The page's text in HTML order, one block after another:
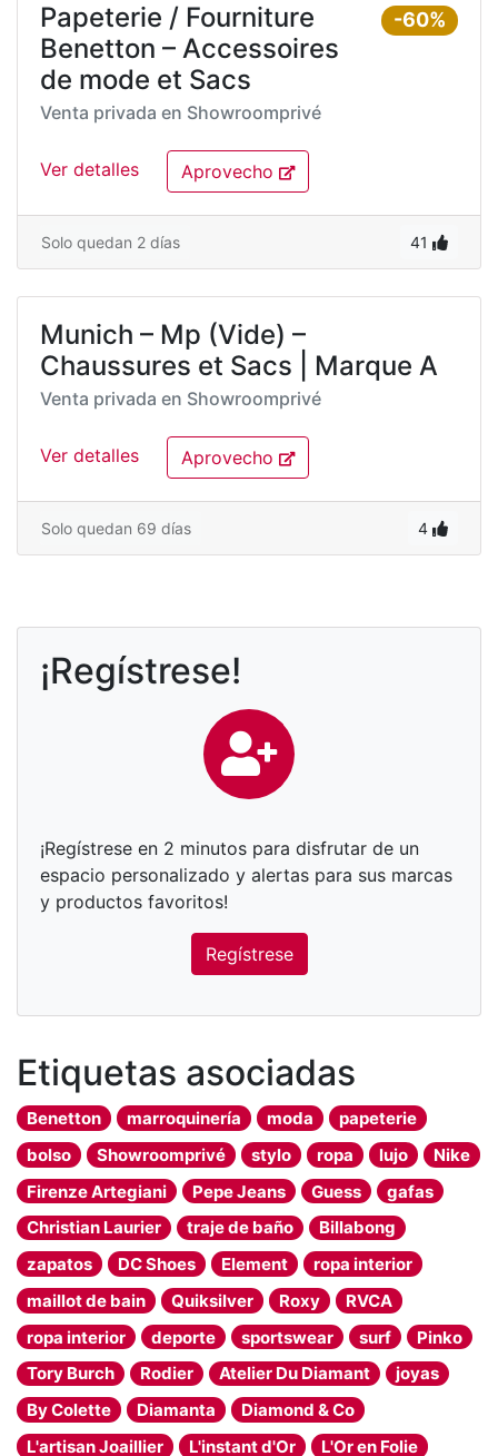
-60%
Papeterie / Fourniture
Benetton – Accessoires
de mode et Sacs
Venta privada en Showroomprivé
Ver detalles Aprovecho
Solo quedan 2 días 41
Munich – Mp (Vide) –
Chaussures et Sacs | Marque A
Venta privada en Showroomprivé
Ver detalles Aprovecho
Solo quedan 69 días 4
¡Regístrese!
¡Regístrese en 2 minutos para disfrutar de un
espacio personalizado y alertas para sus marcas
y productos favoritos!
Regístrese
Etiquetas asociadas
Benetton marroquinería moda
papeterie
bolso
Showroomprivé stylo ropa lujo
Nike
Firenze Artegiani
Pepe Jeans Guess
gafas
Christian Laurier
traje de baño
Billabong
zapatos
DC Shoes Element
ropa interior
maillot de bain
Quiksilver Roxy
RVCA
ropa interior
deporte sportswear surf
Pinko
Tory Burch
Rodier Atelier Du Diamant
joyas
By Colette
Diamanta
Diamond & Co
L'artisan Joaillier
L'instant d'Or L'Or en Folie